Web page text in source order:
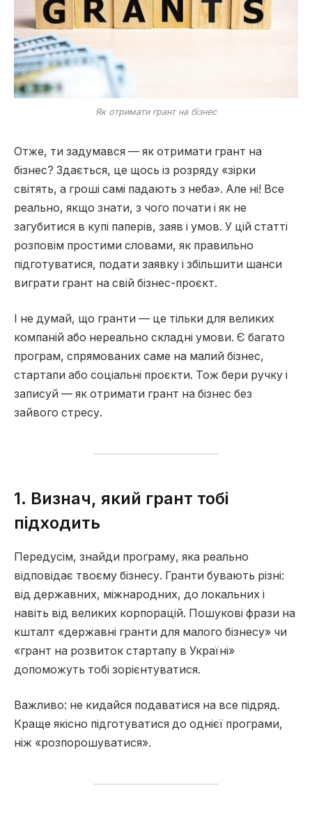
Як отримати грант на бізнес
Отже, ти задумався — як отримати грант на
бізнес? Здається, це щось із розряду «зірки
світять, а гроші самі падають з неба». Але ні! Все
реально, якщо знати, з чого почати і як не
загубитися в купі паперів, заяв і умов. У цій статті
розповім простими словами, як правильно
підготуватися, подати заявку і збільшити шанси
виграти грант на свій бізнес-проєкт.
І не думай, що гранти — це тільки для великих
компаній або нереально складні умови. Є багато
програм, спрямованих саме на малий бізнес,
стартапи або соціальні проєкти. Тож бери ручку і
записуй — як отримати грант на бізнес без
зайвого стресу.
1. Визнач, який грант тобі
підходить
Передусім, знайди програму, яка реально
відповідає твоєму бізнесу. Гранти бувають різні:
від державних, міжнародних, до локальних і
навіть від великих корпорацій. Пошукові фрази на
кшталт «державні гранти для малого бізнесу» чи
«грант на розвиток стартапу в Україні»
допоможуть тобі зорієнтуватися.
Важливо: не кидайся подаватися на все підряд.
Краще якісно підготуватися до однієї програми,
ніж «розпорошуватися».